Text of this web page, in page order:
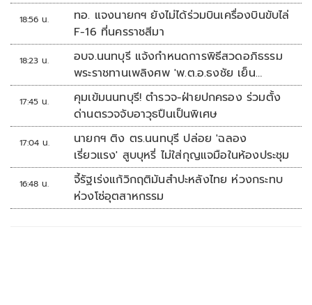
18:56 น.
ทอ. แจงนายกฯ ยังไม่ได้ร่วมบินเครื่องบินขับไล่
F-16 ที่นครราชสีมา
18:23 น.
อบจ.นนทบุรี แจ้งกำหนดการพิธีสวดอภิธรรม
พระราชทานเพลิงศพ 'พ.ต.อ.ธงชัย เย็น
ประเสริฐ'
17:45 น.
คุมเข้มนนทบุรี! ตำรวจ-ฝ่ายปกครอง ร่วมตั้ง
ด่านตรวจจับอาวุธปืนเป็นพิเศษ
17:04 น.
นายกฯ ติง ตร.นนทบุรี ปล่อย 'ฉลอง
เรี่ยวแรง' สูบบุหรี่ ไม่ใส่กุญแจมือในห้องประชุม
16:48 น.
จี้รัฐเร่งแก้วิกฤติมันสำปะหลังไทย ห่วงกระทบ
ห่วงโซ่อุตสาหกรรม